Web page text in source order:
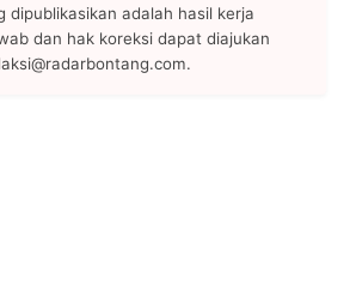
dipublikasikan adalah hasil kerja
dan hak koreksi dapat diajukan